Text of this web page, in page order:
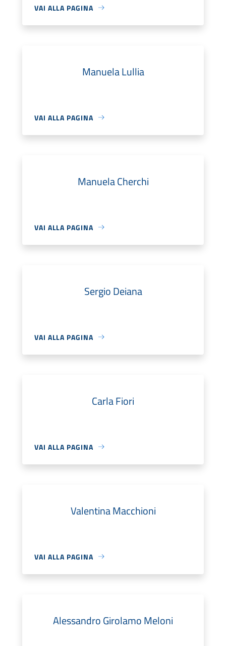
VAI ALLA PAGINA
Manuela Lullia
VAI ALLA PAGINA
Manuela Cherchi
VAI ALLA PAGINA
Sergio Deiana
VAI ALLA PAGINA
Carla Fiori
VAI ALLA PAGINA
Valentina Macchioni
VAI ALLA PAGINA
Alessandro Girolamo Meloni